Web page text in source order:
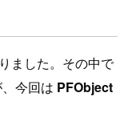
ました。その中で
今回は PFObject